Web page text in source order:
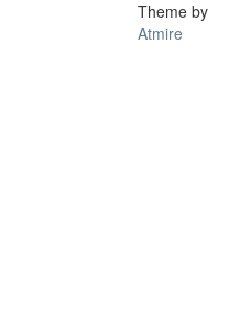
Theme by
Atmire